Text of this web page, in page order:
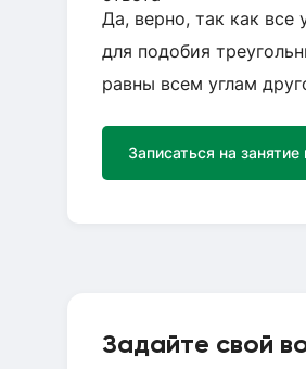
Да, верно, так как все
для подобия
равны всем углам
Записаться на
Задайте свой